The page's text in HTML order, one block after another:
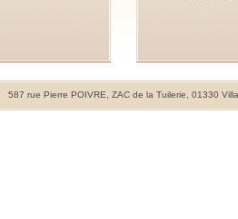
587 rue Pierre POIVRE, ZAC de la Tuilerie, 01330